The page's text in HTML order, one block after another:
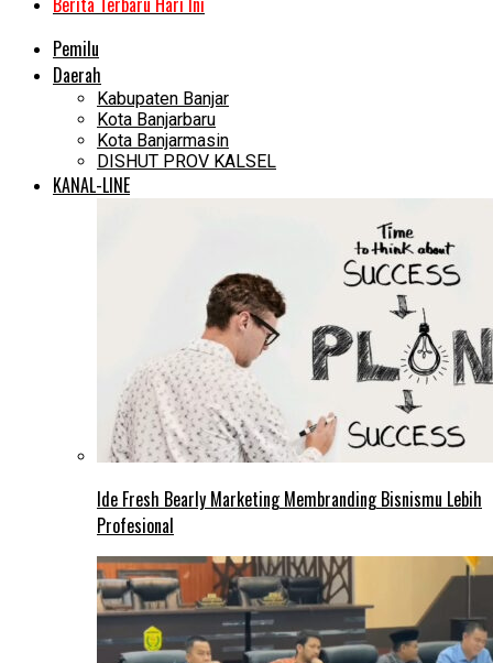
Pemilu
Daerah
Kabupaten Banjar
Kota Banjarbaru
Kota Banjarmasin
DISHUT PROV KALSEL
KANAL-LINE
Ide Fresh Bearly Marketing Membranding Bisnismu Lebih
Profesional